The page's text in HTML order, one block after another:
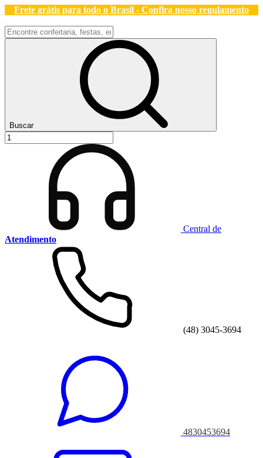
Frete grátis para todo o Brasil - Confira nosso regulamento
Buscar
Central de
Atendimento
(48) 3045-3694
4830453694